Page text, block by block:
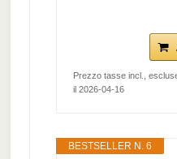
Prezzo tasse incl.,
il 2026-04-16
BESTSELLER N. 6